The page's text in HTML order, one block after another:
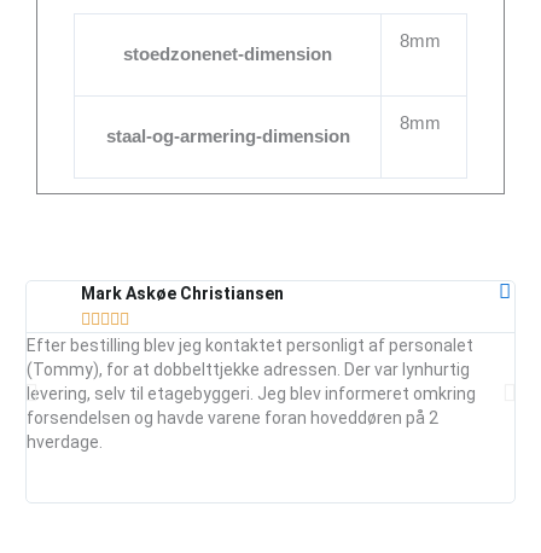
stoedzonenet-dimension
8mm
staal-og-armering-dimension
8mm
Mark Askøe Christiansen
    
Efter bestilling blev jeg kontaktet personligt af personalet
(Tommy), for at dobbelttjekke adressen. Der var lynhurtig
levering, selv til etagebyggeri. Jeg blev informeret omkring
forsendelsen og havde varene foran hoveddøren på 2
hverdage.